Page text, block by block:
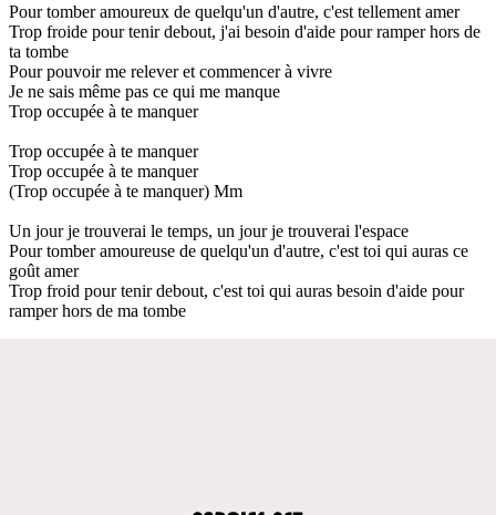
Pour tomber amoureux de quelqu'un d'autre, c'est tellement amer
Trop froide pour tenir debout, j'ai besoin d'aide pour ramper hors de
ta tombe
Pour pouvoir me relever et commencer à vivre
Je ne sais même pas ce qui me manque
Trop occupée à te manquer
Trop occupée à te manquer
Trop occupée à te manquer
(Trop occupée à te manquer) Mm
Un jour je trouverai le temps, un jour je trouverai l'espace
Pour tomber amoureuse de quelqu'un d'autre, c'est toi qui auras ce
goût amer
Trop froid pour tenir debout, c'est toi qui auras besoin d'aide pour
ramper hors de ma tombe